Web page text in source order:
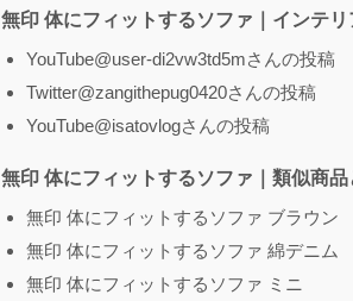
無印 体にフィットするソファ｜インテ
YouTube@user-di2vw3td5mさんの投稿
Twitter@zangithepug0420さんの投稿
YouTube@isatovlogさんの投稿
無印 体にフィットするソファ｜類似商
無印 体にフィットするソファ ブラウン
無印 体にフィットするソファ 綿デニム
無印 体にフィットするソファ ミニ